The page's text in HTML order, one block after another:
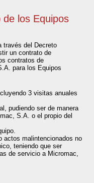
los Equipos
través del Decreto
un contrato de
contratos de
para los Equipos
3 visitas anuales
pudiendo ser de manera
S.A. o el propio del
actos malintencionados no
teniendo que ser
de servicio a Micromac,